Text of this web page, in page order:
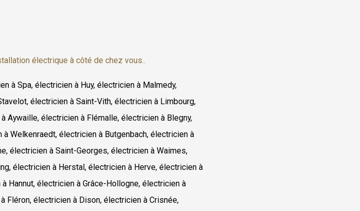
électrique à côté de chez vous..
à Spa, électricien à Huy, électricien à Malmedy,
électricien à Saint-Vith, électricien à Limbourg,
Aywaille, électricien à Flémalle, électricien à Blegny,
Welkenraedt, électricien à Butgenbach, électricien à
électricien à Saint-Georges, électricien à Waimes,
électricien à Herstal, électricien à Herve, électricien à
Hannut, électricien à Grâce-Hollogne, électricien à
Fléron, électricien à Dison, électricien à Crisnée,